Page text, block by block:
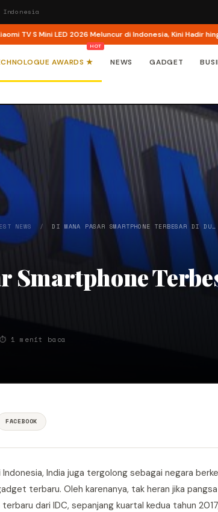
S Mini LED 2026 Meluncur di Indonesia, Kini Hadir hingga
AWARDS ★ NEWS GADGET
NEWS /DI MANA PASAR SMARTPHONE TERBESAR DI DU…
Smartphone
⏱ 1 menit baca
FACEBOOK
India juga tergolong sebagai negara
terbaru. Oleh karenanya, tak heran jika
dari IDC, sepanjang kuartal kedua tahun